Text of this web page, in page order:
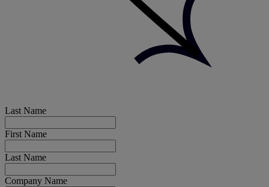
Last Name
First Name
Last Name
Company Name